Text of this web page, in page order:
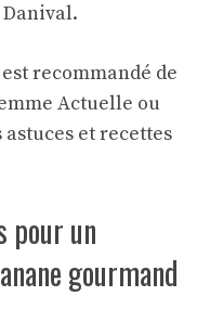
recommandé de
Actuelle ou
et recettes
pour un
gourmand